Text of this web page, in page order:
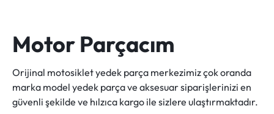
Motor Parçacım
Orijinal motosiklet yedek parça merkezimiz çok oranda
marka model yedek parça ve aksesuar siparişlerinizi en
güvenli şekilde ve hılzıca kargo ile sizlere ulaştırmaktadır.